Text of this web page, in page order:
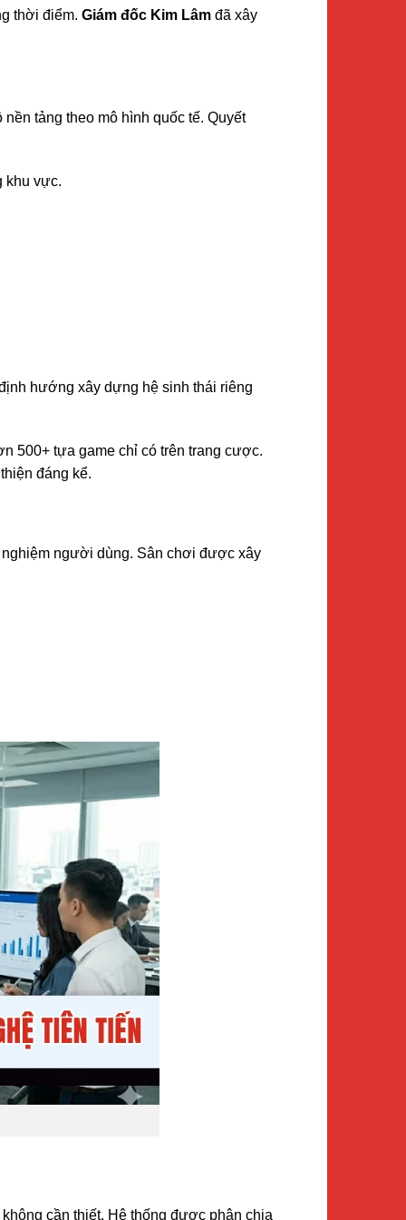
thời điểm. Giám đốc Kim Lâm đã xây
tảng theo mô hình quốc tế. Quyết
khu vực.
hướng xây dựng hệ sinh thái riêng
500+ tựa game chỉ có trên trang cược.
đáng kể.
người dùng. Sân chơi được xây
cần thiết. Hệ thống được phân chia